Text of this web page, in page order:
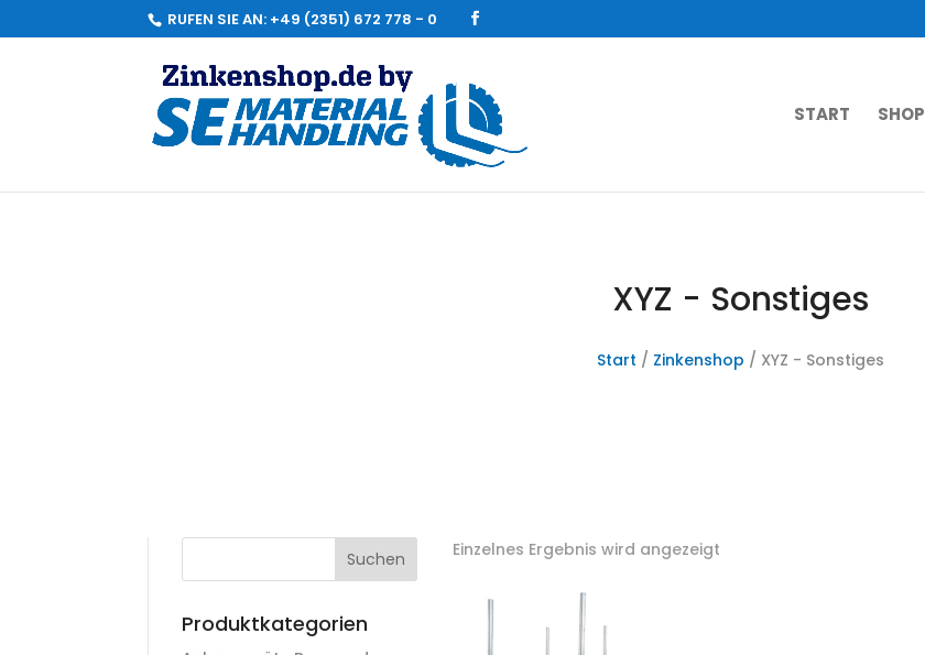
RUFEN SIE AN: +49 (2351) 672 778 - 0
START SHOP
XYZ - Sonstiges
Start / Zinkenshop / XYZ - Sonstiges
Suchen
Produktkategorien
Einzelnes Ergebnis wird angezeigt